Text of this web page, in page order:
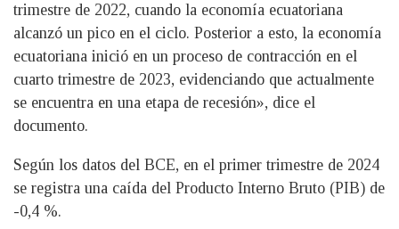
trimestre de 2022, cuando la economía ecuatoriana
alcanzó un pico en el ciclo. Posterior a esto, la economía
ecuatoriana inició en un proceso de contracción en el
cuarto trimestre de 2023, evidenciando que actualmente
se encuentra en una etapa de recesión», dice el
documento.
Según los datos del BCE, en el primer trimestre de 2024
se registra una caída del Producto Interno Bruto (PIB) de
-0,4 %.